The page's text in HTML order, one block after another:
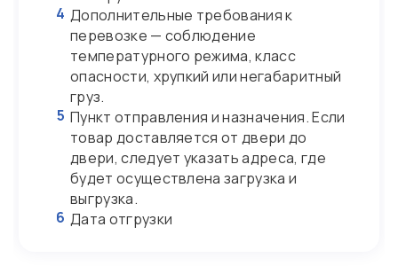
4 Дополнительные требования к
перевозке — соблюдение
температурного режима, класс
опасности, хрупкий или негабаритный
груз.
5 Пункт отправления и назначения. Если
товар доставляется от двери до
двери, следует указать адреса, где
будет осуществлена загрузка и
выгрузка.
6 Дата отгрузки